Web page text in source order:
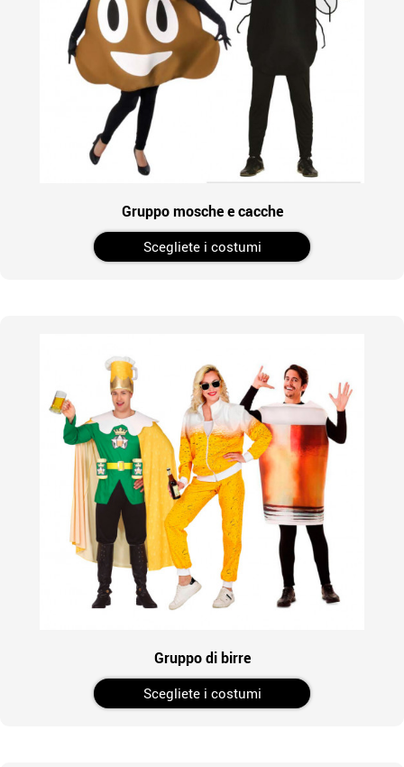
Gruppo mosche e cacche
Scegliete i costumi
Gruppo di birre
Scegliete i costumi